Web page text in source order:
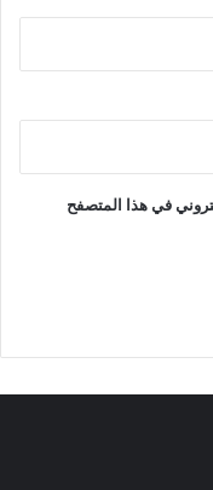
في هذا المتصفح